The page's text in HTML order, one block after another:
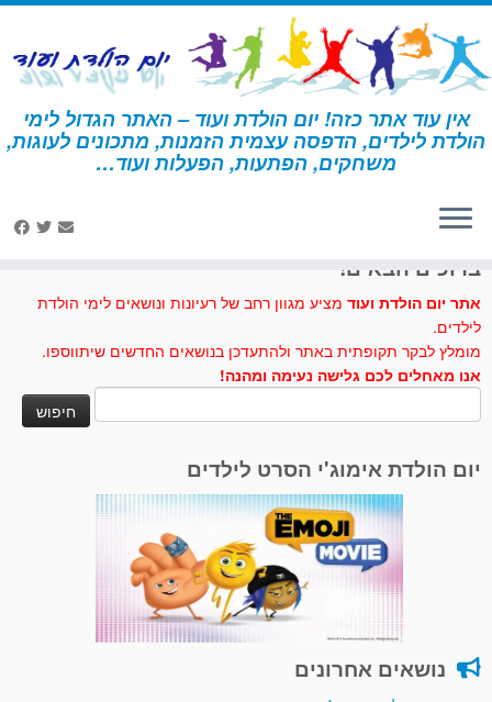
דלג
לתוכן
אין עוד אתר כזה! יום הולדת ועוד – האתר הגדול לימי
הולדת לילדים, הדפסה עצמית הזמנות, מתכונים לעוגות,
משחקים, הפתעות, הפעלות ועוד… דף הבית » יצירה » עלים מנייר זכוכית
ברוכים הבאים!
אתר יום הולדת ועוד מציע מגוון רחב של רעיונות ונושאים לימי הולדת
לילדים.
מומלץ לבקר תקופתית באתר ולהתעדכן בנושאים החדשים שיתווספו.
אנו מאחלים לכם גלישה נעימה ומהנה!
יום הולדת אימוג'י הסרט לילדים
נושאים אחרונים